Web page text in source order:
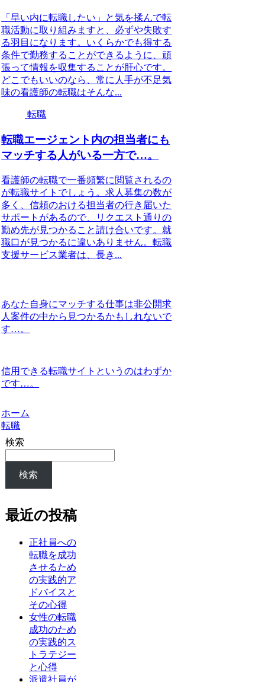
「早い内に転職したい」と気を揉んで転
職活動に取り組みますと、必ずや失敗す
る羽目になります。いくらかでも得する
条件で勤務することができるように、頑
張って情報を収集することが肝心です。
どこでもいいのなら、常に人手が不足気
味の看護師の転職はそんな...
転職
転職エージェント内の担当者にも
マッチする人がいる一方で…。
看護師の転職で一番頻繁に閲覧されるの
が転職サイトでしょう。求人募集の数が
多く、信頼のおける担当者の行き届いた
サポートがあるので、リクエスト通りの
勤め先が見つかること請け合いです。就
職口が見つかるに違いありません。転職
支援サービス業者は、長き...
あなた自身にマッチする仕事は非公開求
人案件の中から見つかるかもしれないで
す…。
信用できる転職サイトというのはわずか
です…。
ホーム
転職
検索
検索
最近の投稿
正社員への
転職を成功
させるため
の実践的ア
ドバイスと
その心得
女性の転職
成功のため
の実践的ス
トラテジー
と心得
派遣社員が